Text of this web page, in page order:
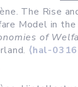
The Rise
Model in
of
⟨hal-